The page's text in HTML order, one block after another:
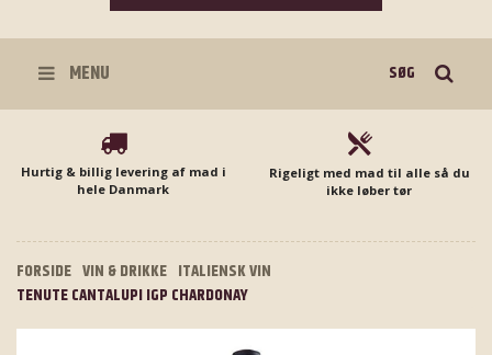
MENU
Hurtig & billig levering af mad i
hele Danmark
Rigeligt med mad til alle så du
ikke løber tør
FORSIDE VIN & DRIKKE ITALIENSK VIN
TENUTE CANTALUPI IGP CHARDONAY